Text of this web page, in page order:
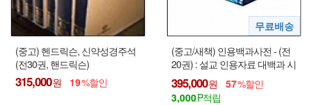
(중고) 헨드릭슨, 신약성경주석
(전30권, 핸드릭슨)
315,000 19
(중고/새책) 인용백과사전 - (전
20권) : 설교 인용자료 대백과 시
리즈 !!!
395,000
57
3,000